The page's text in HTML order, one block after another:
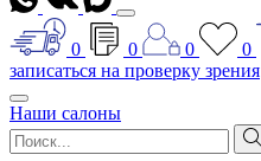
0 0 0
0
записаться на проверку зрения
Наши салоны